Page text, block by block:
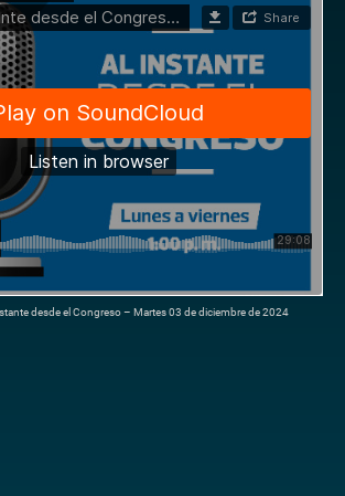
desde el Congreso – Martes 03 de diciembre de 2024